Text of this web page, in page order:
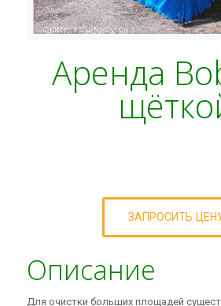
Аренда
ЗАПРОСИТЬ
Описание
Для очистки больших площадей